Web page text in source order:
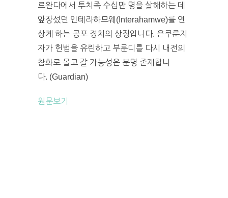
르완다에서 투치족 수십만 명을 살해하는 데
앞장섰던 인테라하므웨(Interahamwe)를 연
상케 하는 공포 정치의 상징입니다. 은쿠룬지
자가 헌법을 유린하고 부룬디를 다시 내전의
참화로 몰고 갈 가능성은 분명 존재합니
다. (Guardian)
원문보기